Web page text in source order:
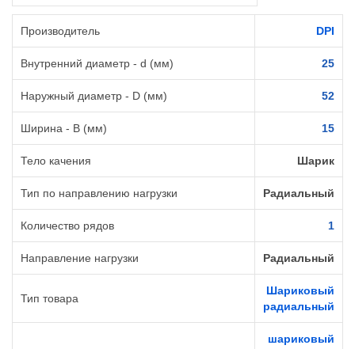
Производитель DPI
Внутренний диаметр - d (мм) 25
Наружный диаметр - D (мм) 52
Ширина - B (мм) 15
Тело качения Шарик
Тип по направлению нагрузки Радиальный
Количество рядов 1
Направление нагрузки Радиальный
Тип товара
Шариковый
радиальный
шариковый